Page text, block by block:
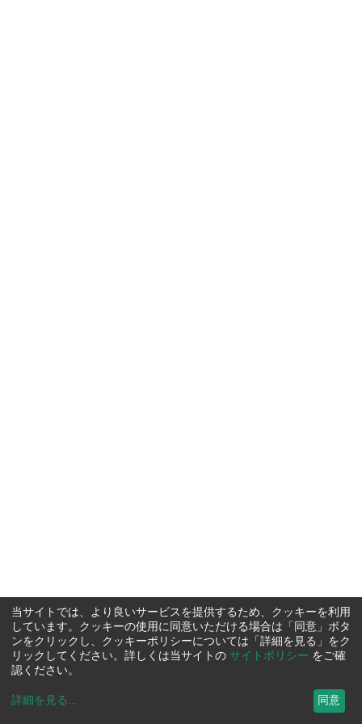
当サイトでは、より良いサービスを提供するため、クッキーを利用
しています。クッキーの使用に同意いただける場合は「同意」ボタ
ンをクリックし、クッキーポリシーについては「詳細を見る」をク
リックしてください。詳しくは当サイトの サイトポリシー をご確
認ください。
詳細を見る ... 同意